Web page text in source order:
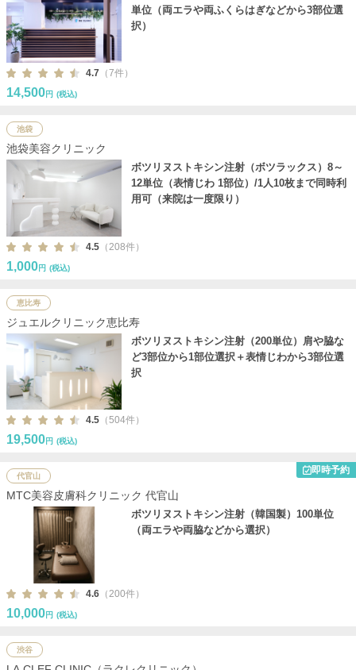
単位（両エラや両ふくらはぎなどから3部位選
択）
4.7 （7件）
14,500円 (税込)
池袋
池袋美容クリニック
ボツリヌストキシン注射（ボツラックス）8～
12単位（表情じわ 1部位）/1人10枚まで同時利
用可（来院は一度限り）
4.5 （208件）
1,000円 (税込)
恵比寿
ジュエルクリニック恵比寿
ボツリヌストキシン注射（200単位）肩や脇な
ど3部位から1部位選択＋表情じわから3部位選
択
4.5 （504件）
19,500円 (税込)
代官山
即時予約
MTC美容皮膚科クリニック 代官山
ボツリヌストキシン注射（韓国製）100単位
（両エラや両脇などから選択）
4.6 （200件）
10,000円 (税込)
渋谷